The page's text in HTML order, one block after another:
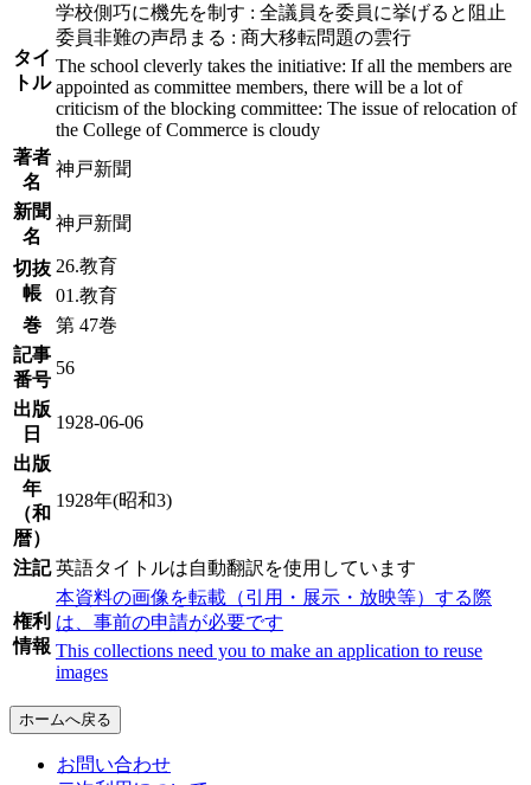
タイ
トル
学校側巧に機先を制す : 全議員を委員に挙げると阻止
委員非難の声昂まる : 商大移転問題の雲行
The school cleverly takes the initiative: If all the members are
appointed as committee members, there will be a lot of
criticism of the blocking committee: The issue of relocation of
the College of Commerce is cloudy
著者
名
神戸新聞
新聞
名
神戸新聞
切抜
帳
26.教育
01.教育
巻
第 47巻
記事
番号
56
出版
日
1928-06-06
出版
年
（和
暦）
1928年(昭和3)
注記 英語タイトルは自動翻訳を使用しています
権利
情報
本資料の画像を転載（引用・展示・放映等）する際
は、事前の申請が必要です
This collections need you to make an application to reuse
images
ホームへ戻る
お問い合わせ